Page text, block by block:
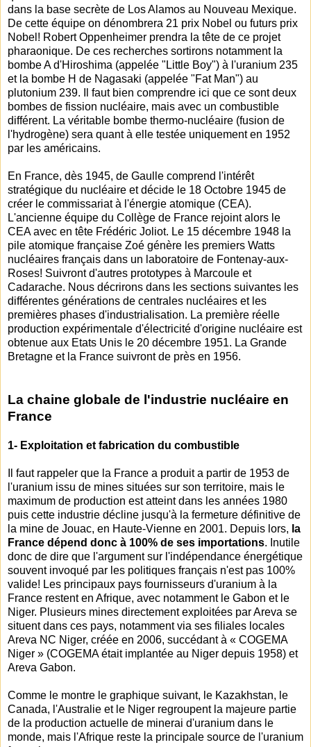
dans la base secrète de Los Alamos au Nouveau Mexique.
De cette équipe on dénombrera 21 prix Nobel ou futurs prix
Nobel! Robert Oppenheimer prendra la tête de ce projet
pharaonique. De ces recherches sortirons notamment la
bombe A d'Hiroshima (appelée "Little Boy") à l'uranium 235
et la bombe H de Nagasaki (appelée "Fat Man") au
plutonium 239. Il faut bien comprendre ici que ce sont deux
bombes de fission nucléaire, mais avec un combustible
différent. La véritable bombe thermo-nucléaire (fusion de
l'hydrogène) sera quant à elle testée uniquement en 1952
par les américains.
En France, dès 1945, de Gaulle comprend l'intérêt
stratégique du nucléaire et décide le 18 Octobre 1945 de
créer le commissariat à l'énergie atomique (CEA).
L'ancienne équipe du Collège de France rejoint alors le
CEA avec en tête Frédéric Joliot. Le 15 décembre 1948 la
pile atomique française Zoé génère les premiers Watts
nucléaires français dans un laboratoire de Fontenay-aux-
Roses! Suivront d'autres prototypes à Marcoule et
Cadarache. Nous décrirons dans les sections suivantes les
différentes générations de centrales nucléaires et les
premières phases d'industrialisation. La première réelle
production expérimentale d'électricité d'origine nucléaire est
obtenue aux Etats Unis le 20 décembre 1951. La Grande
Bretagne et la France suivront de près en 1956.
La chaine globale de l'industrie nucléaire en
France
1- Exploitation et fabrication du combustible
Il faut rappeler que la France a produit a partir de 1953 de
l'uranium issu de mines situées sur son territoire, mais le
maximum de production est atteint dans les années 1980
puis cette industrie décline jusqu'à la fermeture définitive de
la mine de Jouac, en Haute-Vienne en 2001. Depuis lors, la
France dépend donc à 100% de ses importations. Inutile
donc de dire que l'argument sur l'indépendance énergétique
souvent invoqué par les politiques français n'est pas 100%
valide! Les principaux pays fournisseurs d'uranium à la
France restent en Afrique, avec notamment le Gabon et le
Niger. Plusieurs mines directement exploitées par Areva se
situent dans ces pays, notamment via ses filiales locales
Areva NC Niger, créée en 2006, succédant à « COGEMA
Niger » (COGEMA était implantée au Niger depuis 1958) et
Areva Gabon.
Comme le montre le graphique suivant, le Kazakhstan, le
Canada, l'Australie et le Niger regroupent la majeure partie
de la production actuelle de minerai d'uranium dans le
monde, mais l'Afrique reste la principale source de l'uranium